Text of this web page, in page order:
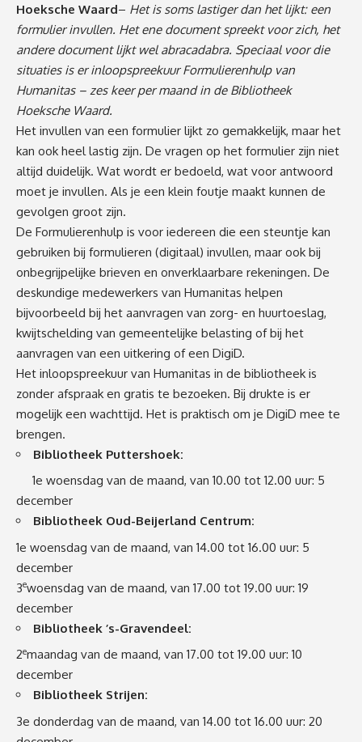
Hoeksche Waard– Het is soms lastiger dan het lijkt: een
formulier invullen. Het ene document spreekt voor zich, het
andere document lijkt wel abracadabra. Speciaal voor die
situaties is er inloopspreekuur Formulierenhulp van
Humanitas – zes keer per maand in de Bibliotheek
Hoeksche Waard.
Het invullen van een formulier lijkt zo gemakkelijk, maar het
kan ook heel lastig zijn. De vragen op het formulier zijn niet
altijd duidelijk. Wat wordt er bedoeld, wat voor antwoord
moet je invullen. Als je een klein foutje maakt kunnen de
gevolgen groot zijn.
De Formulierenhulp is voor iedereen die een steuntje kan
gebruiken bij formulieren (digitaal) invullen, maar ook bij
onbegrijpelijke brieven en onverklaarbare rekeningen. De
deskundige medewerkers van Humanitas helpen
bijvoorbeeld bij het aanvragen van zorg- en huurtoeslag,
kwijtschelding van gemeentelijke belasting of bij het
aanvragen van een uitkering of een DigiD.
Het inloopspreekuur van Humanitas in de bibliotheek is
zonder afspraak en gratis te bezoeken. Bij drukte is er
mogelijk een wachttijd. Het is praktisch om je DigiD mee te
brengen.
Bibliotheek Puttershoek:
1e woensdag van de maand, van 10.00 tot 12.00 uur: 5
december
Bibliotheek Oud-Beijerland Centrum:
1e woensdag van de maand, van 14.00 tot 16.00 uur: 5
december
3ewoensdag van de maand, van 17.00 tot 19.00 uur: 19
december
Bibliotheek ’s-Gravendeel:
2emaandag van de maand, van 17.00 tot 19.00 uur: 10
december
Bibliotheek Strijen:
3e donderdag van de maand, van 14.00 tot 16.00 uur: 20